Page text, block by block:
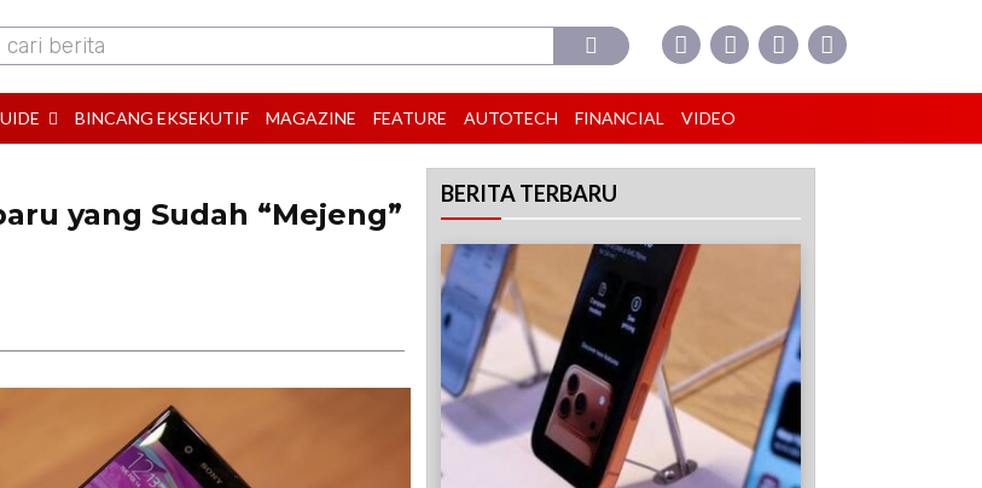
cari berita
BINCANG EKSEKUTIF MAGAZINE FEATURE AUTOTECH FINANCIAL VIDEO
yang Sudah “Mejeng”
BERITA TERBARU